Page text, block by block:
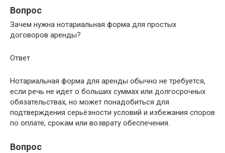
Вопрос
Зачем нужна нотариальная форма для простых
договоров аренды?
Ответ
Нотариальная форма для аренды обычно не требуется,
если речь не идет о больших суммах или долгосрочных
обязательствах, но может понадобиться для
подтверждения серьёзности условий и избежания споров
по оплате, срокам или возврату обеспечения.
Вопрос